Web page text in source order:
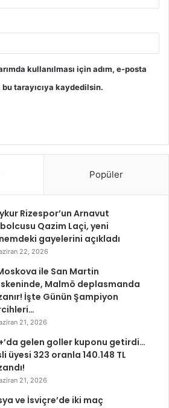
kullanılması için adım, e-posta
tarayıcıya kaydedilsin.
Popüler
Rizespor’un Arnavut
Qazim Laçi, yeni
gayelerini açıkladı
22, 2026
ile San Martin
Malmö deplasmanda
İşte Günün Şampiyon
21, 2026
gelen goller kuponu getirdi…
üyesi 323 oranla 140.148 TL
21, 2026
ve İsviçre’de iki maç